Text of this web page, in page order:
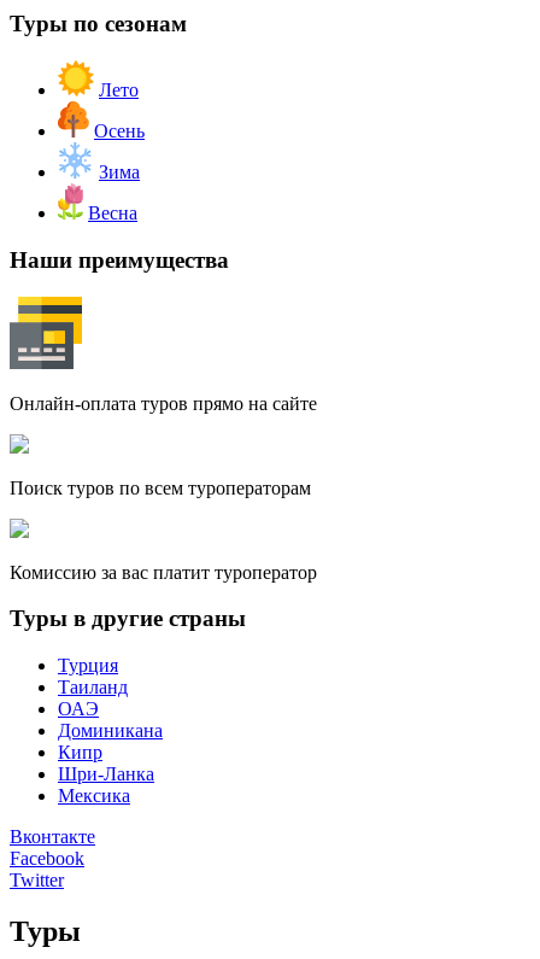
Туры по сезонам
Лето
Осень
Зима
Весна
Наши преимущества
Онлайн-оплата туров прямо на сайте
Поиск туров по всем туроператорам
Комиссию за вас платит туроператор
Туры в другие страны
Турция
Таиланд
ОАЭ
Доминикана
Кипр
Шри-Ланка
Мексика
Вконтакте
Facebook
Twitter
Туры